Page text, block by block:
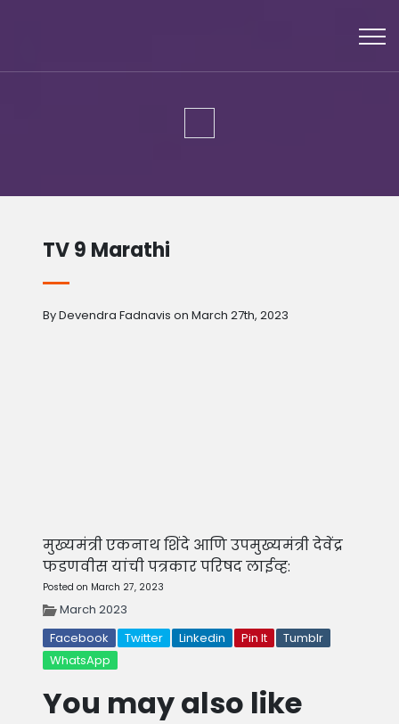
TV 9 Marathi
By Devendra Fadnavis on March 27th, 2023
मुख्यमंत्री एकनाथ शिंदे आणि उपमुख्यमंत्री देवेंद्र
फडणवीस यांची पत्रकार परिषद लाईव्ह:
Posted on March 27, 2023
March 2023
Facebook
Twitter Linkedin Pin It
Tumblr
WhatsApp
You may also like